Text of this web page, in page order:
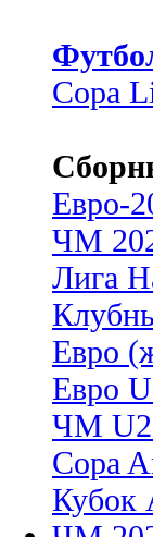
Copa
Евро-
ЧМ
Лига
Евро
Евро
ЧМ
Copa
Кубок